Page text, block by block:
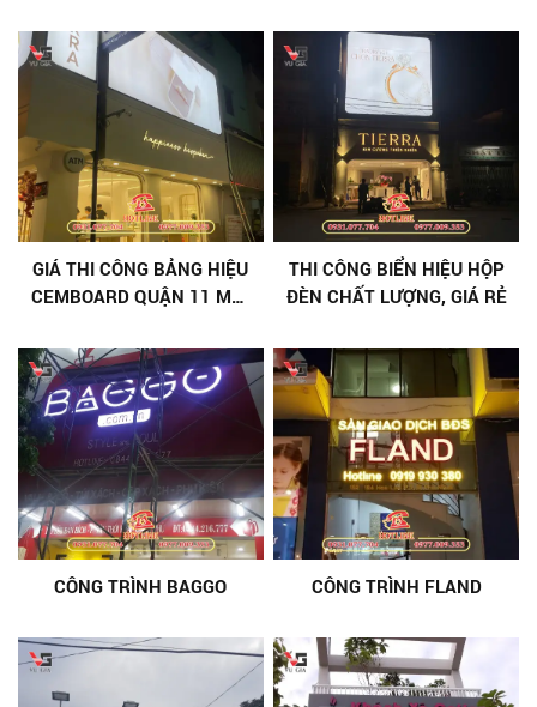
GIÁ THI CÔNG BẢNG HIỆU
CEMBOARD QUẬN 11 MỚI
THI CÔNG BIỂN HIỆU HỘP
ĐÈN CHẤT LƯỢNG, GIÁ RẺ
CÔNG TRÌNH BAGGO CÔNG TRÌNH FLAND